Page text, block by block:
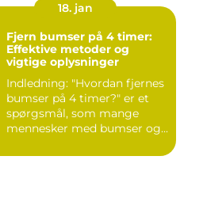
18. jan
Fjern bumser på 4 timer:
Effektive metoder og
vigtige oplysninger
Indledning: "Hvordan fjernes
bumser på 4 timer?" er et
spørgsmål, som mange
mennesker med bumser og...